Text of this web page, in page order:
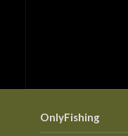
OnlyFishing